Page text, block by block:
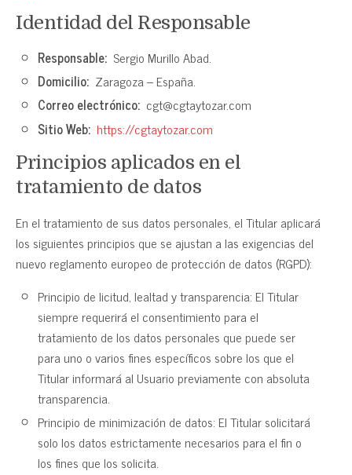
Identidad del Responsable
Responsable: Sergio Murillo Abad.
Domicilio: Zaragoza – España.
Correo electrónico: cgt@cgtaytozar.com
Sitio Web: https://cgtaytozar.com
Principios aplicados en el
tratamiento de datos
En el tratamiento de sus datos personales, el Titular aplicará
los siguientes principios que se ajustan a las exigencias del
nuevo reglamento europeo de protección de datos (RGPD):
Principio de licitud, lealtad y transparencia: El Titular
siempre requerirá el consentimiento para el
tratamiento de los datos personales que puede ser
para uno o varios fines específicos sobre los que el
Titular informará al Usuario previamente con absoluta
transparencia.
Principio de minimización de datos: El Titular solicitará
solo los datos estrictamente necesarios para el fin o
los fines que los solicita.